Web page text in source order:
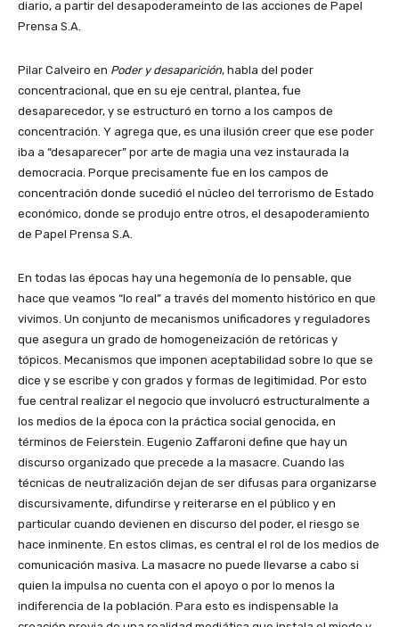
diario, a partir del desapoderameinto de las acciones de Papel
Prensa S.A.
Pilar Calveiro en Poder y desaparición, habla del poder
concentracional, que en su eje central, plantea, fue
desaparecedor, y se estructuró en torno a los campos de
concentración. Y agrega que, es una ilusión creer que ese poder
iba a “desaparecer” por arte de magia una vez instaurada la
democracia. Porque precisamente fue en los campos de
concentración donde sucedió el núcleo del terrorismo de Estado
económico, donde se produjo entre otros, el desapoderamiento
de Papel Prensa S.A.
En todas las épocas hay una hegemonía de lo pensable, que
hace que veamos “lo real” a través del momento histórico en que
vivimos. Un conjunto de mecanismos unificadores y reguladores
que asegura un grado de homogeneización de retóricas y
tópicos. Mecanismos que imponen aceptabilidad sobre lo que se
dice y se escribe y con grados y formas de legitimidad. Por esto
fue central realizar el negocio que involucró estructuralmente a
los medios de la época con la práctica social genocida, en
términos de Feierstein. Eugenio Zaffaroni define que hay un
discurso organizado que precede a la masacre. Cuando las
técnicas de neutralización dejan de ser difusas para organizarse
discursivamente, difundirse y reiterarse en el público y en
particular cuando devienen en discurso del poder, el riesgo se
hace inminente. En estos climas, es central el rol de los medios de
comunicación masiva. La masacre no puede llevarse a cabo si
quien la impulsa no cuenta con el apoyo o por lo menos la
indiferencia de la población. Para esto es indispensable la